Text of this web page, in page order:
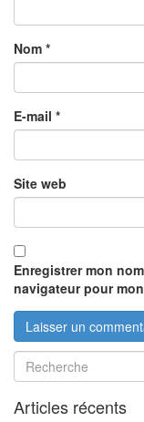
Nom *
E-mail *
Site web
Enregistrer mon
navigateur pour
Articles récents